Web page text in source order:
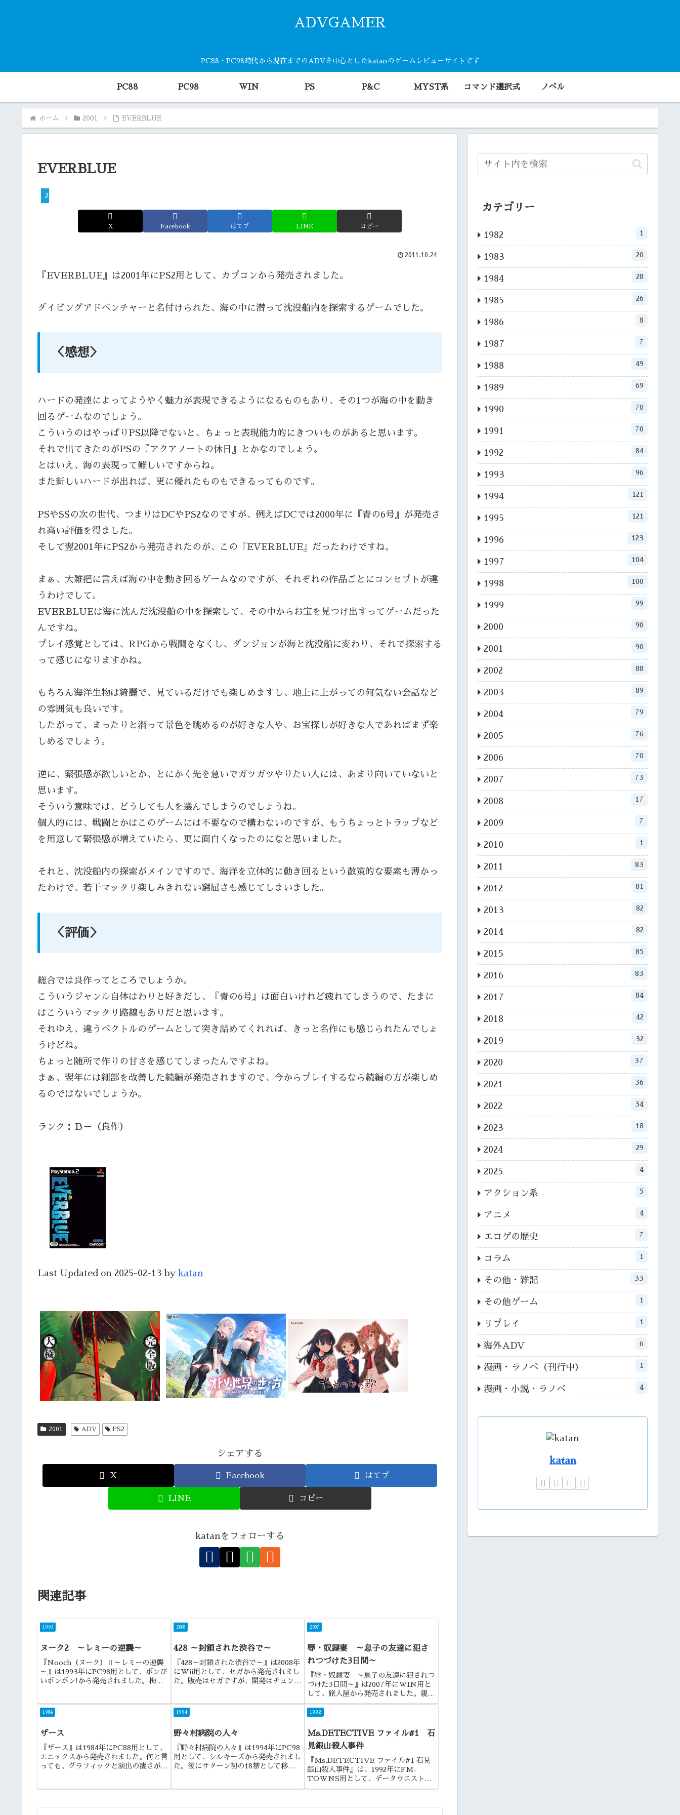
ADVGAMER
PC88・PC98時代から現在までのADVを中心としたkatanのゲームレビューサイトです
PC88 PC98 WIN PS P&C MYST系 コマンド選択式 ノベル
ホーム 2001 EVERBLUE
EVERBLUE
2001
X Facebook はてブ LINE コピー
2011.10.24
『EVERBLUE』は2001年にPS2用として、カプコンから発売されました。
ダイビングアドベンチャーと名付けられた、海の中に潜って沈没船内を探索するゲームでした。
＜感想＞
ハードの発達によってようやく魅力が表現できるようになるものもあり、その1つが海の中を動き
回るゲームなのでしょう。
こういうのはやっぱりPS以降でないと、ちょっと表現能力的にきついものがあると思います。
それで出てきたのがPSの『アクアノートの休日』とかなのでしょう。
とはいえ、海の表現って難しいですからね。
また新しいハードが出れば、更に優れたものもできるってものです。
PSやSSの次の世代、つまりはDCやPS2なのですが、例えばDCでは2000年に『青の6号』が発売さ
れ高い評価を得ました。
そして翌2001年にPS2から発売されたのが、この『EVERBLUE』だったわけですね。
まぁ、大雑把に言えば海の中を動き回るゲームなのですが、それぞれの作品ごとにコンセプトが違
うわけでして。
EVERBLUEは海に沈んだ沈没船の中を探索して、その中からお宝を見つけ出すってゲームだった
んですね。
プレイ感覚としては、RPGから戦闘をなくし、ダンジョンが海と沈没船に変わり、それで探索する
って感じになりますかね。
もちろん海洋生物は綺麗で、見ているだけでも楽しめますし、地上に上がっての何気ない会話など
の雰囲気も良いです。
したがって、まったりと潜って景色を眺めるのが好きな人や、お宝探しが好きな人であればまず楽
しめるでしょう。
逆に、緊張感が欲しいとか、とにかく先を急いでガツガツやりたい人には、あまり向いていないと
思います。
そういう意味では、どうしても人を選んでしまうのでしょうね。
個人的には、戦闘とかはこのゲームには不要なので構わないのですが、もうちょっとトラップなど
を用意して緊張感が増えていたら、更に面白くなったのになと思いました。
それと、沈没船内の探索がメインですので、海洋を立体的に動き回るという散策的な要素も薄かっ
たわけで、若干マッタリ楽しみきれない窮屈さも感じてしまいました。
＜評価＞
総合では良作ってところでしょうか。
こういうジャンル自体はわりと好きだし、『青の6号』は面白いけれど疲れてしまうので、たまに
はこういうマッタリ路線もありだと思います。
それゆえ、違うベクトルのゲームとして突き詰めてくれれば、きっと名作にも感じられたんでしょ
うけどね。
ちょっと随所で作りの甘さを感じてしまったんですよね。
まぁ、翌年には細部を改善した続編が発売されますので、今からプレイするなら続編の方が楽しめ
るのではないでしょうか。
ランク：Ｂ－（良作）
Last Updated on 2025-02-13 by katan
2001 ADV PS2
シェアする
X Facebook はてブ
LINE コピー
katanをフォローする
関連記事
1993
ヌーク2 ～レミーの逆襲～
『Nooch（ヌーク）Ⅱ～レミーの逆襲
～』は1993年にPC98用として、ボンび
いボンボン!から発売されました。梅千
2008
428 ～封鎖された渋谷で～
『428～封鎖された渋谷で～』は2008年
にWii用として、セガから発売されまし
た。販売はセガですが、開発はチュンソ
るゲームであることから、『街』の後継
的な作品と言える...
2007
辱・奴隷妻 ～息子の友達に犯さ
れつづけた3日間～
『辱・奴隷妻 ～息子の友達に犯されつ
づけた3日間～』は2007年にWIN用と
して、旅人屋から発売されました。親友
の母親に手を出してしまう熟女系の作品
になります。
1984
ザース
『ザース』は1984年にPC88用として、
エニックスから発売されました。何と言
っても、グラフィックと演出の凄さが際
1994
野々村病院の人々
『野々村病院の人々』は1994年にPC98
用として、シルキーズから発売されまし
た。後にサターン初の18禁として移植さ
1992
Ms.DETECTIVE ファイル#1 石
見銀山殺人事件
『Ms.DETECTIVE ファイル#1 石見
銀山殺人事件』は、1992年にFM-
TOWNS用として、データウエストか
ら発売されました。データウエストとい
カテゴリー
1982 1
1983 20
1984 28
1985 26
1986 8
1987 7
1988 49
1989 69
1990 70
1991 70
1992 84
1993 96
1994 121
1995 121
1996 123
1997 104
1998 100
1999 99
2000 90
2001 90
2002 88
2003 89
2004 79
2005 76
2006 70
2007 73
2008 17
2009 7
2010 1
2011 83
2012 81
2013 82
2014 82
2015 85
2016 83
2017 84
2018 42
2019 32
2020 37
2021 36
2022 34
2023 18
2024 29
2025 4
アクション系 5
アニメ 4
エロゲの歴史 7
コラム 1
その他・雑記 33
その他ゲーム 1
リプレイ 1
海外ADV 6
漫画・ラノベ（刊行中） 1
漫画・小説・ラノベ 4
katan